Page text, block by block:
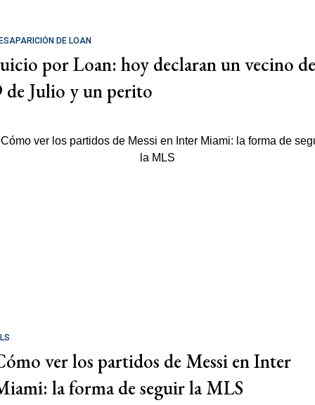
DE LOAN
por Loan: hoy declaran un vecino de
de Julio y un perito
ver los partidos de Messi en Inter
la forma de seguir la MLS